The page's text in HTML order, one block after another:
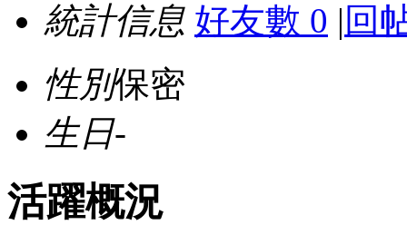
統計信息 好友數 0 | 回
性別保密
生日-
活躍概況